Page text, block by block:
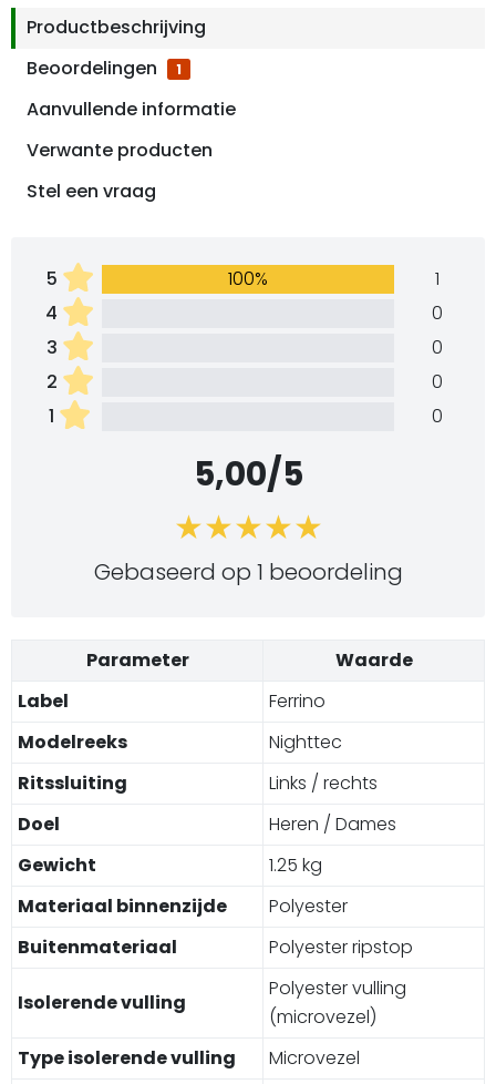
Productbeschrijving
Beoordelingen
1
Aanvullende informatie
Verwante producten
Stel een vraag
5 100%
1
4
0
3
0
2
0
1
0
5,00/5
Gebaseerd op 1 beoordeling
Parameter
Waarde
Label
Ferrino
Modelreeks
Nighttec
Ritssluiting
Links / rechts
Doel
Heren / Dames
Gewicht
1.25 kg
Materiaal binnenzijde
Polyester
Buitenmateriaal
Polyester ripstop
Isolerende vulling
Polyester vulling
(microvezel)
Type isolerende vulling
Microvezel